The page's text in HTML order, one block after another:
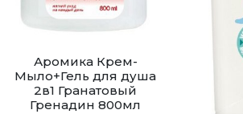
Аромика Крем-
Мыло+Гель для душа
2в1 Гранатовый
Гренадин 800мл